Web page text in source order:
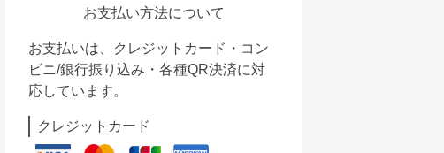
お支払い方法について
お支払いは、クレジットカード・コン
ビニ/銀行振り込み・各種QR決済に対
応しています。
クレジットカード